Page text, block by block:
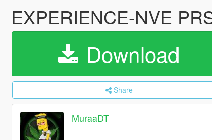
EXPERIENCE-NVE
Download
Share
MuraaDT